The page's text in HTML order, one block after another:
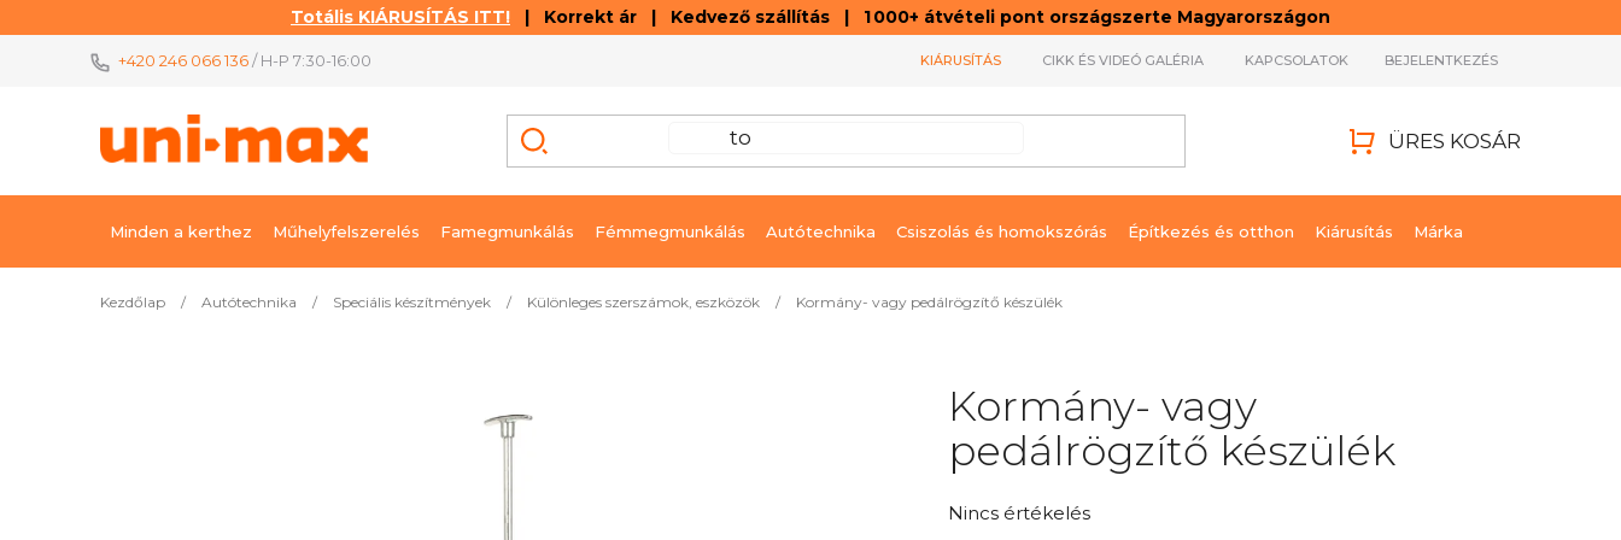
Totális KIÁRUSÍTÁS ITT! | Korrekt ár | Kedvező szállítás | 1 000+ átvételi pont országszerte Magyarországon
+420 246 066 136/ H-P 7:30-16:00 KIÁRUSÍTÁS CIKK ÉS VIDEÓ GALÉRIA KAPCSOLATOK BEJELENTKEZÉS
ÜRES KOSÁR
Minden a kerthez Műhelyfelszerelés Famegmunkálás Fémmegmunkálás Autótechnika Csiszolás és homokszórás Építkezés és otthon Kiárusítás Márka
Kezdőlap / Autótechnika / Speciális készítmények / Különleges szerszámok, eszközök / Kormány- vagy pedálrögzítő készülék
Kormány- vagy
pedálrögzítő készülék
A
Nincs értékelés